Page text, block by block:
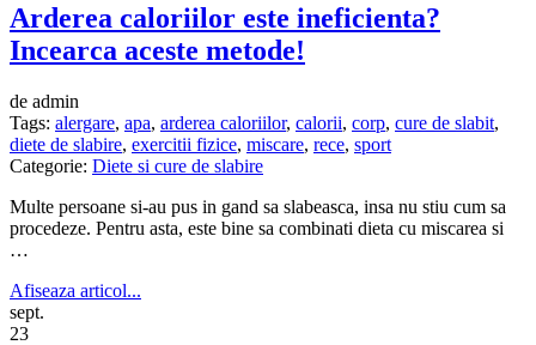
Arderea caloriilor este ineficienta?
Incearca aceste metode!
de admin
Tags: alergare, apa, arderea caloriilor, calorii, corp, cure de slabit,
diete de slabire, exercitii fizice, miscare, rece, sport
Categorie: Diete si cure de slabire
Multe persoane si-au pus in gand sa slabeasca, insa nu stiu cum sa
procedeze. Pentru asta, este bine sa combinati dieta cu miscarea si
…
Afiseaza articol...
sept.
23